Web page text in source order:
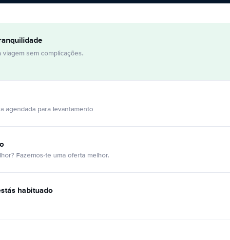
sem complicações.
agendada para levantamento
Fazemos-te uma oferta melhor.
habituado